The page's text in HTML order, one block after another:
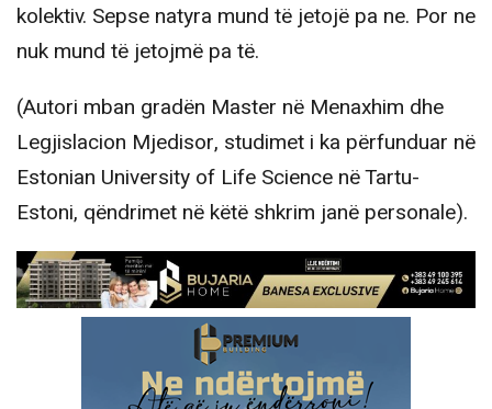
kolektiv. Sepse natyra mund të jetojë pa ne. Por ne
nuk mund të jetojmë pa të.
(Autori mban gradën Master në Menaxhim dhe
Legjislacion Mjedisor, studimet i ka përfunduar në
Estonian University of Life Science në Tartu-
Estoni, qëndrimet në këtë shkrim janë personale).